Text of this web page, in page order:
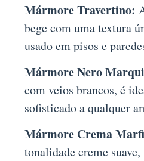
Mármore Travertino:
bege com uma textura
usado em pisos e
Mármore Nero
com veios brancos, é
sofisticado a qualquer
Mármore Crema
tonalidade creme